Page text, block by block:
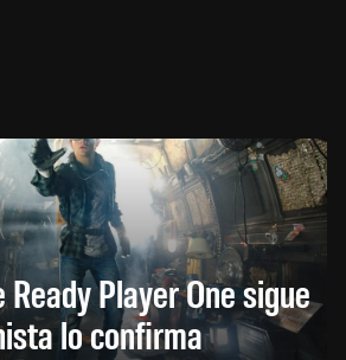
Ready Player One sigue
lo confirma